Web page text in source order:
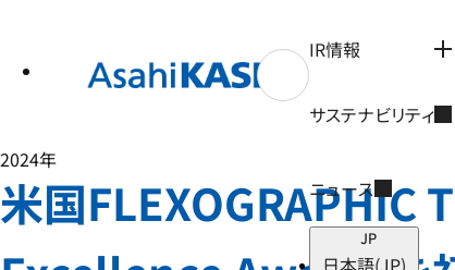
IR情報
サステナビリティ
ニュース
JP
日本語(JP)
2024年
米国FLEXOGRAPHIC